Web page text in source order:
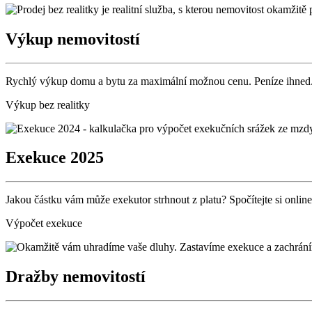
Výkup nemovitostí
Rychlý výkup domu a bytu za maximální možnou cenu. Peníze
Výkup bez realitky
Exekuce 2025
Jakou částku vám může exekutor strhnout z platu? Spočítejte si
Výpočet exekuce
Dražby nemovitostí